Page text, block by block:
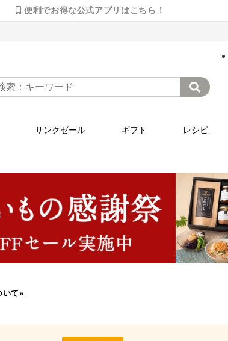
便利でお得な公式アプリはこちら！
サンクゼール ギフト レシピ
いて»